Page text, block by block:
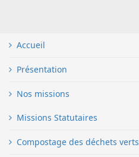
Accueil
Présentation
Nos missions
Missions Statutaires
Compostage des déchets verts